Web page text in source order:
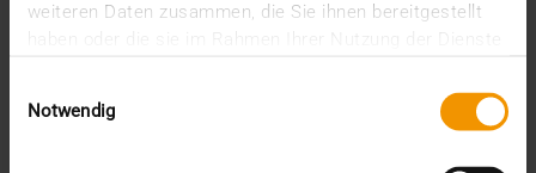
weiteren Daten zusammen, die Sie ihnen bereitgestellt
Notwendig